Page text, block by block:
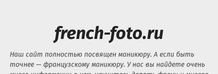
french-foto.ru
Наш сайт полностью посвящен маникюру. А если быть
точнее — французскому маникюру. У нас вы найдете очень